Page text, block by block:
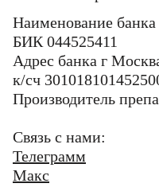
Наименование
БИК 044525411
Адрес банка г
к/сч
Производитель
Cвязь с нами:
Телеграмм
Макс